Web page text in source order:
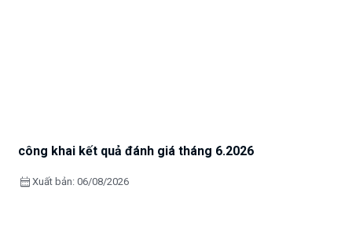
công khai kết quả đánh giá tháng 6.2026
calendar_month Xuất bản: 06/08/2026